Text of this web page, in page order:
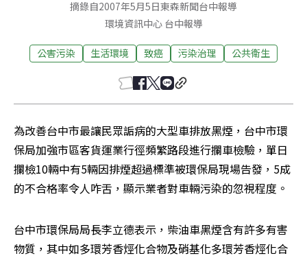
摘錄自2007年5月5日東森新聞台中報導
環境資訊中心 台中報導
公害污染 生活環境 致癌 污染治理 公共衛生
為改善台中市最讓民眾詬病的大型車排放黑煙，台中市環
保局加強市區客貨運業行徑頻繁路段進行攔車檢驗，單日
攔檢10輛中有5輛因排煙超過標準被環保局現場告發，5成
的不合格率令人咋舌，顯示業者對車輛污染的忽視程度。
台中市環保局局長李立德表示，柴油車黑煙含有許多有害
物質，其中如多環芳香烴化合物及硝基化多環芳香烴化合